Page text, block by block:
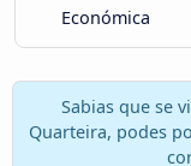
Económica
Sabias que se
Quarteira, podes